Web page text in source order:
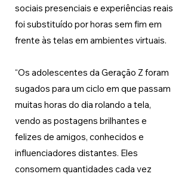
sociais presenciais e experiências reais
foi substituído por horas sem fim em
frente às telas em ambientes virtuais.
“Os adolescentes da Geração Z foram
sugados para um ciclo em que passam
muitas horas do dia rolando a tela,
vendo as postagens brilhantes e
felizes de amigos, conhecidos e
influenciadores distantes. Eles
consomem quantidades cada vez